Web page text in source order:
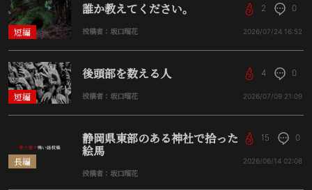
短編
誰か教えてください。
投稿者：坂口瑠花
2 0
2026/07/24 16:52
短編
後頭部を数える人
投稿者：坂口瑠花
4 0
2026/07/09 21:09
長編
静岡県東部のある神社で拾った
絵馬
投稿者：坂口瑠花
15 0
2026/06/14 02:08